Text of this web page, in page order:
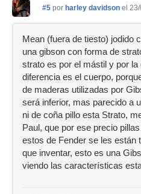
#5 por harley davidson el
Mean (fuera de tiesto) jodido
una gibson con forma de
strato es por el mástil y por
diferencia es el cuerpo,
de maderas utilizadas por
será inferior, mas parecido a
ni de coña pillo esta Strato,
Paul, que por ese precio
estos de Fender se les están
que inventar, esto es una
viendo las características